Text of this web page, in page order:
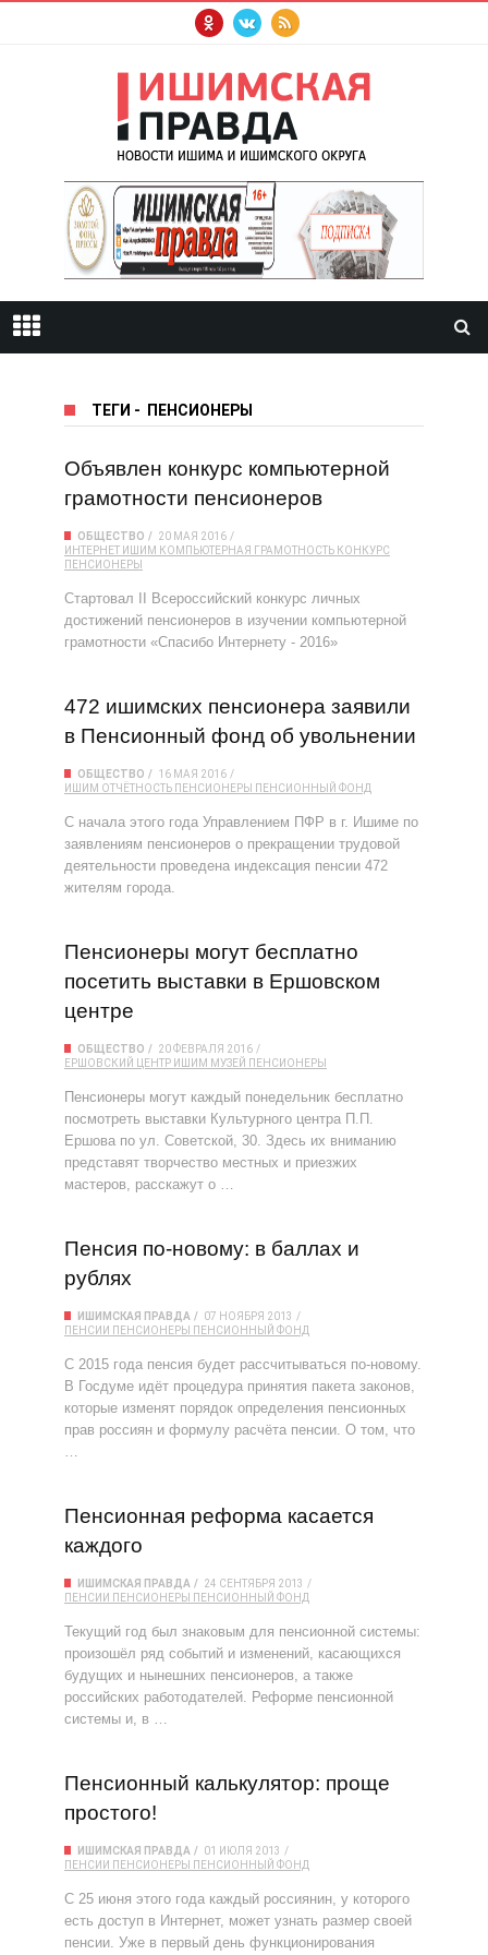
ТЕГИ - ПЕНСИОНЕРЫ
Объявлен конкурс компьютерной
грамотности пенсионеров
ОБЩЕСТВО
20 МАЯ 2016
ИНТЕРНЕТ ИШИМ КОМПЬЮТЕРНАЯ ГРАМОТНОСТЬ КОНКУРС
ПЕНСИОНЕРЫ
Стартовал II Всероссийский конкурс личных
достижений пенсионеров в изучении компьютерной
грамотности «Спасибо Интернету - 2016»
472 ишимских пенсионера заявили
в Пенсионный фонд об увольнении
ОБЩЕСТВО
16 МАЯ 2016
ИШИМ ОТЧЁТНОСТЬ ПЕНСИОНЕРЫ ПЕНСИОННЫЙ ФОНД
С начала этого года Управлением ПФР в г. Ишиме по
заявлениям пенсионеров о прекращении трудовой
деятельности проведена индексация пенсии 472
жителям города.
Пенсионеры могут бесплатно
посетить выставки в Ершовском
центре
ОБЩЕСТВО
20 ФЕВРАЛЯ 2016
ЕРШОВСКИЙ ЦЕНТР ИШИМ МУЗЕЙ ПЕНСИОНЕРЫ
Пенсионеры могут каждый понедельник бесплатно
посмотреть выставки Культурного центра П.П.
Ершова по ул. Советской, 30. Здесь их вниманию
представят творчество местных и приезжих
мастеров, расскажут о …
Пенсия по-новому: в баллах и
рублях
ИШИМСКАЯ ПРАВДА
07 НОЯБРЯ 2013
ПЕНСИИ ПЕНСИОНЕРЫ ПЕНСИОННЫЙ ФОНД
С 2015 года пенсия будет рассчитываться по-новому.
В Госдуме идёт процедура принятия пакета законов,
которые изменят порядок определения пенсионных
прав россиян и формулу расчёта пенсии. О том, что
…
Пенсионная реформа касается
каждого
ИШИМСКАЯ ПРАВДА
24 СЕНТЯБРЯ 2013
ПЕНСИИ ПЕНСИОНЕРЫ ПЕНСИОННЫЙ ФОНД
Текущий год был знаковым для пенсионной системы:
произошёл ряд событий и изменений, касающихся
будущих и нынешних пенсионеров, а также
российских работодателей. Реформе пенсионной
системы и, в …
Пенсионный калькулятор: проще
простого!
ИШИМСКАЯ ПРАВДА
01 ИЮЛЯ 2013
ПЕНСИИ ПЕНСИОНЕРЫ ПЕНСИОННЫЙ ФОНД
С 25 июня этого года каждый россиянин, у которого
есть доступ в Интернет, может узнать размер своей
пенсии. Уже в первый день функционирования